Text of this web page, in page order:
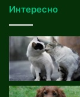
Интересно